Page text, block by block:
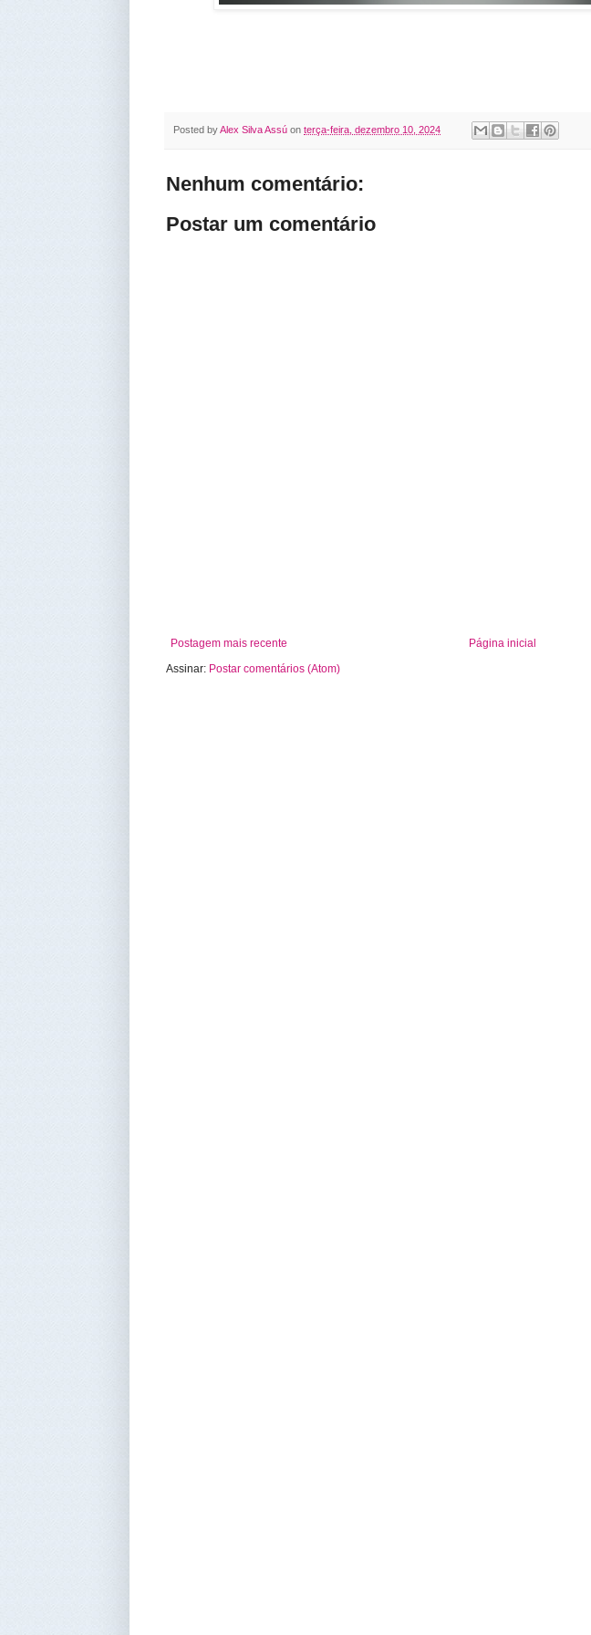
Posted byAlex Silva Assú on terça-feira, dezembro 10, 2024
Nenhum comentário:
Postar um comentário
Postagem mais recente
Página inicial
Assinar: Postar comentários (Atom)